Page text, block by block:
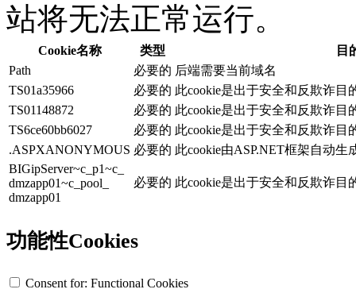
站将无法正常运行。
Cookie名称 类型
目
Path
必要的 后端需要当前域名
TS01a35966
必要的 此cookie是出于安全和反欺诈目
TS01148872
必要的 此cookie是出于安全和反欺诈目
TS6ce60bb6027
必要的 此cookie是出于安全和反欺诈目
.ASPXANONYMOUS 必要的 此cookie由ASP.NET框架自动生
BIGipServer~c_p1~c_
dmzapp01~c_pool_
dmzapp01
必要的 此cookie是出于安全和反欺诈目
功能性Cookies
Consent for: Functional Cookies